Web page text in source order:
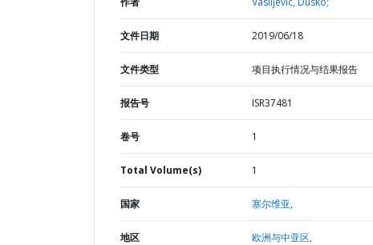
文件日期 2019/06/18
文件类型 项目执行情况与结果报告
报告号 ISR37481
卷号 1
Total Volume(s) 1
国家 塞尔维亚,
地区 欧洲与中亚区,